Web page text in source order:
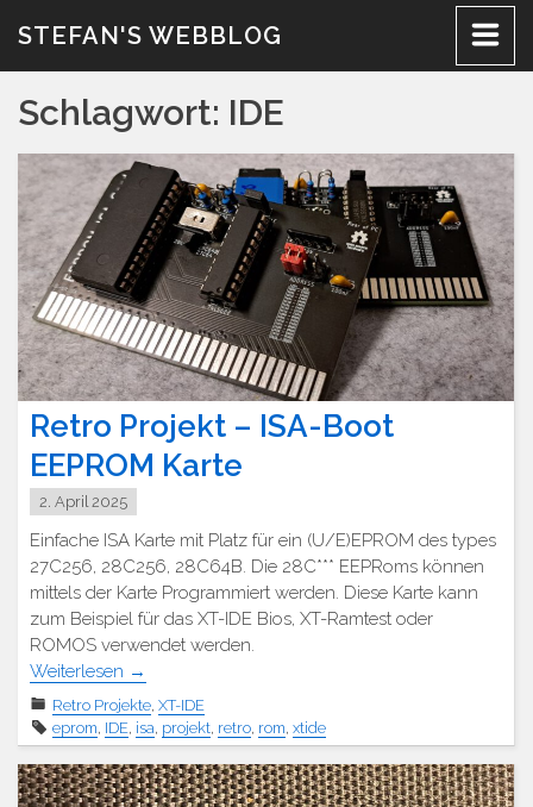
InhaltSTEFAN'S WEBBLOG
Schlagwort: IDE
Retro Projekt – ISA-Boot
EEPROM Karte
2. April 2025
Einfache ISA Karte mit Platz für ein (U/E)EPROM des types
27C256, 28C256, 28C64B. Die 28C*** EEPRoms können
mittels der Karte Programmiert werden. Diese Karte kann
zum Beispiel für das XT-IDE Bios, XT-Ramtest oder
ROMOS verwendet werden.
Weiterlesen →
Retro Projekte, XT-IDE
eprom, IDE, isa, projekt, retro, rom, xtide